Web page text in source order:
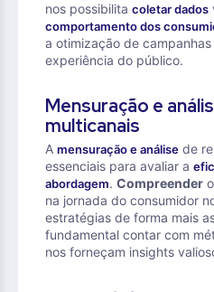
nos possibilita coletar dados
comportamento dos
a otimização de
experiência do público.
Mensuração e
multicanais
A mensuração e análise de
essenciais para avaliar a
abordagem. Compreender
na jornada do consumidor
estratégias de forma mais
fundamental contar com
nos forneçam insights